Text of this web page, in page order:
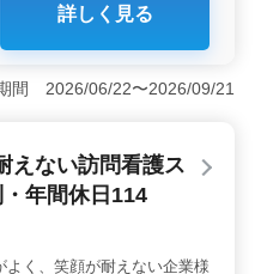
活を送るためのサポー
師業務です。週休2日制や
い環境が整っています。
場であり、経験豊富な方
容＞ バイタルチェッ
ルの交換や点滴などの
安心して過ごせるよ
経験豊富な方は、ご自
サービスを提供できま
な方やシニア世代を歓
詳しく見る
間 2026/06/22〜2026/09/21
えない訪問看護ス
年間休日114
よく、笑顔が耐えない企業様